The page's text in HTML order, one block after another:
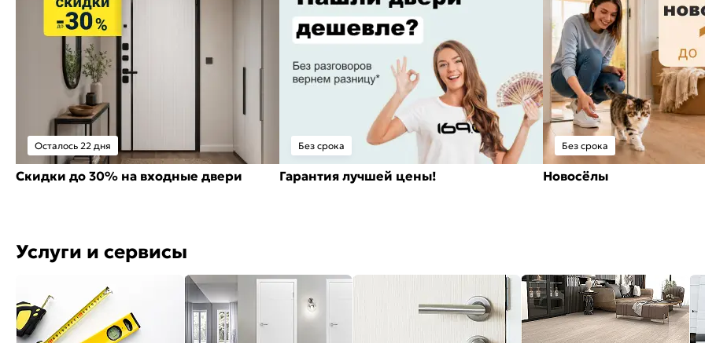
Осталось 22 дня
Скидки до 30% на входные двери
Без срока
Гарантия лучшей цены!
Без срока
Новосёлы
Услуги и сервисы